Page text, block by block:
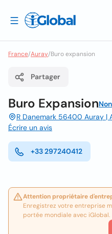
France/Auray/Buro expansion
Partager
Buro Expansion
R Danemark 56400 Auray |
Écrire un avis
+33 297240412
Attention propriétaire
Enregistrez votre entreprise
portée mondiale avec iGlobal.